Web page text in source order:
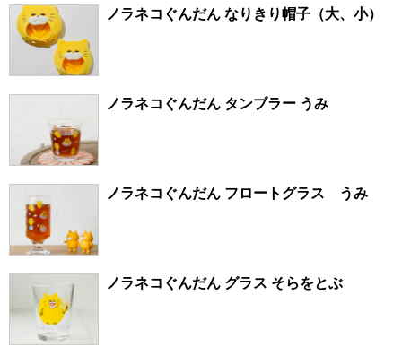
ノラネコぐんだん なりきり帽子（大、小）
ノラネコぐんだん タンブラー うみ
ノラネコぐんだん フロートグラス うみ
ノラネコぐんだん グラス そらをとぶ